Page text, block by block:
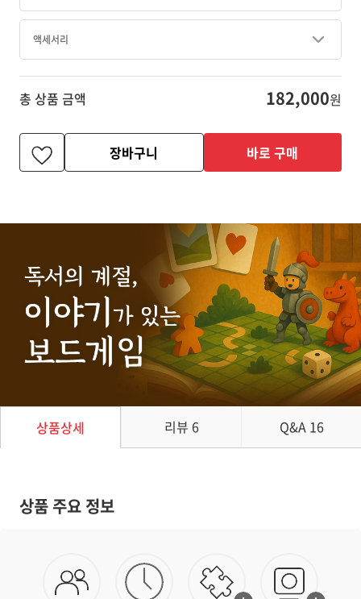
액세서리
총 상품 금액 182,000원
장바구니 바로 구매
상품상세 리뷰 6 Q&A 16
상품 주요 정보